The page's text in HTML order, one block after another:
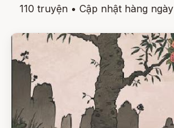
110 truyện • Cập nhật hàng ngày